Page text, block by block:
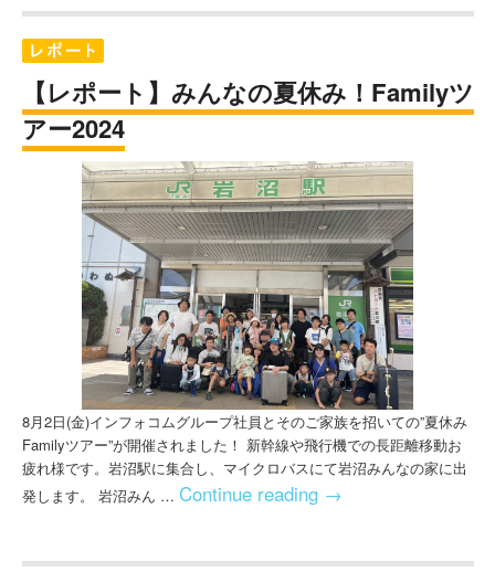
【レポート】みんなの夏休み！Familyツ
アー2024
8月2日(金)インフォコムグループ社員とそのご家族を招いての”夏休み
Familyツアー”が開催されました！ 新幹線や飛行機での長距離移動お
疲れ様です。岩沼駅に集合し、マイクロバスにて岩沼みんなの家に出
発します。 岩沼みん … Continue reading →